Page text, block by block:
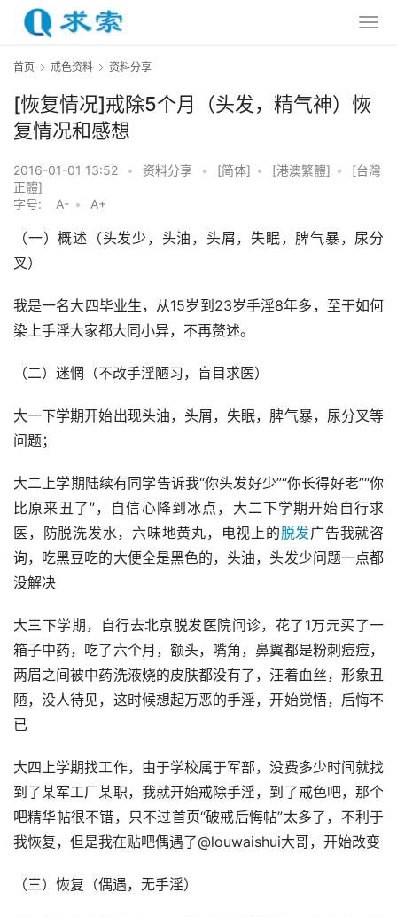
首页 戒色资料 资料分享
[恢复情况]戒除5个月（头发，精气神）恢
复情况和感想
2016-01-01 13:52 • 资料分享 • [简体] • [港澳繁體] •
[台灣
正體]
字号:
A- • A+
（一）概述（头发少，头油，头屑，失眠，脾气暴，尿分
叉）
我是一名大四毕业生，从15岁到23岁手淫8年多，至于如何
染上手淫大家都大同小异，不再赘述。
（二）迷惘（不改手淫陋习，盲目求医）
大一下学期开始出现头油，头屑，失眠，脾气暴，尿分叉等
问题；
大二上学期陆续有同学告诉我“你头发好少”“你长得好老”“你
比原来丑了”，自信心降到冰点，大二下学期开始自行求
医，防脱洗发水，六味地黄丸，电视上的脱发广告我就咨
询，吃黑豆吃的大便全是黑色的，头油，头发少问题一点都
没解决
大三下学期，自行去北京脱发医院问诊，花了1万元买了一
箱子中药，吃了六个月，额头，嘴角，鼻翼都是粉刺痘痘，
两眉之间被中药洗液烧的皮肤都没有了，汪着血丝，形象丑
陋，没人待见，这时候想起万恶的手淫，开始觉悟，后悔不
已
大四上学期找工作，由于学校属于军部，没费多少时间就找
到了某军工厂某职，我就开始戒除手淫，到了戒色吧，那个
吧精华帖很不错，只不过首页“破戒后悔帖”太多了，不利于
我恢复，但是我在贴吧偶遇了@louwaishui大哥，开始改变
（三）恢复（偶遇，无手淫）